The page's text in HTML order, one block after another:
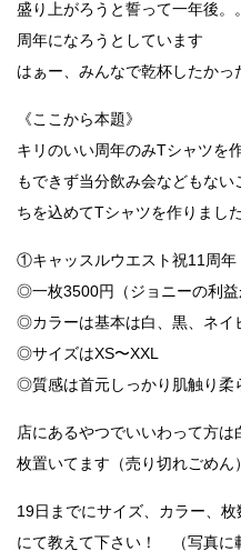
盛り上がろうと誓って一年後
周年になろうとしています
はぁー、みんなで乾杯したかっ
《ここから本題》
キリのいい周年のみTシャツを
もできず当分飲み会などもな
ちを込めてTシャツを作りま
①キャッスルウエスト祝11周年
◎一枚3500円（ジョニーの利益
◎カラーは基本は白、黒、ネイ
◎サイズはXS〜XXL
◎質感は首元しっかり肌触り柔
店にあるやつでいいわって方
枚置いてます（売り切れごめん）
19日までにサイズ、カラー、
にて教えて下さい！ （写真に